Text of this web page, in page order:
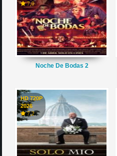
7,0
Noche De Bodas 2
HD 720P
2026
7,2